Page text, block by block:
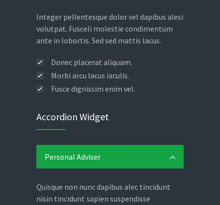
Integer pellentesque dolor vel dapibus alesi
volutpat. Fusceli molestie condimentum
ante in lobortis. Sed sed mattis lacus.
Donec placerat aliquam.
Morbi arcu lacus iaculis.
Fusce dignissim enim vel.
Accordion Widget
Personal Adviser
Quisque non nunc dapibus alec tincidunt
nisin tincidunt sapien suspendisse